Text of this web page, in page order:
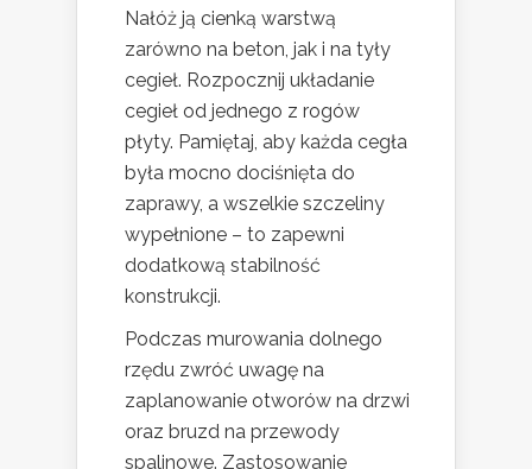
Nałóż ją cienką warstwą
zarówno na beton, jak i na tyły
cegieł. Rozpocznij układanie
cegieł od jednego z rogów
płyty. Pamiętaj, aby każda cegła
była mocno dociśnięta do
zaprawy, a wszelkie szczeliny
wypełnione – to zapewni
dodatkową stabilność
konstrukcji.
Podczas murowania dolnego
rzędu zwróć uwagę na
zaplanowanie otworów na drzwi
oraz bruzd na przewody
spalinowe. Zastosowanie